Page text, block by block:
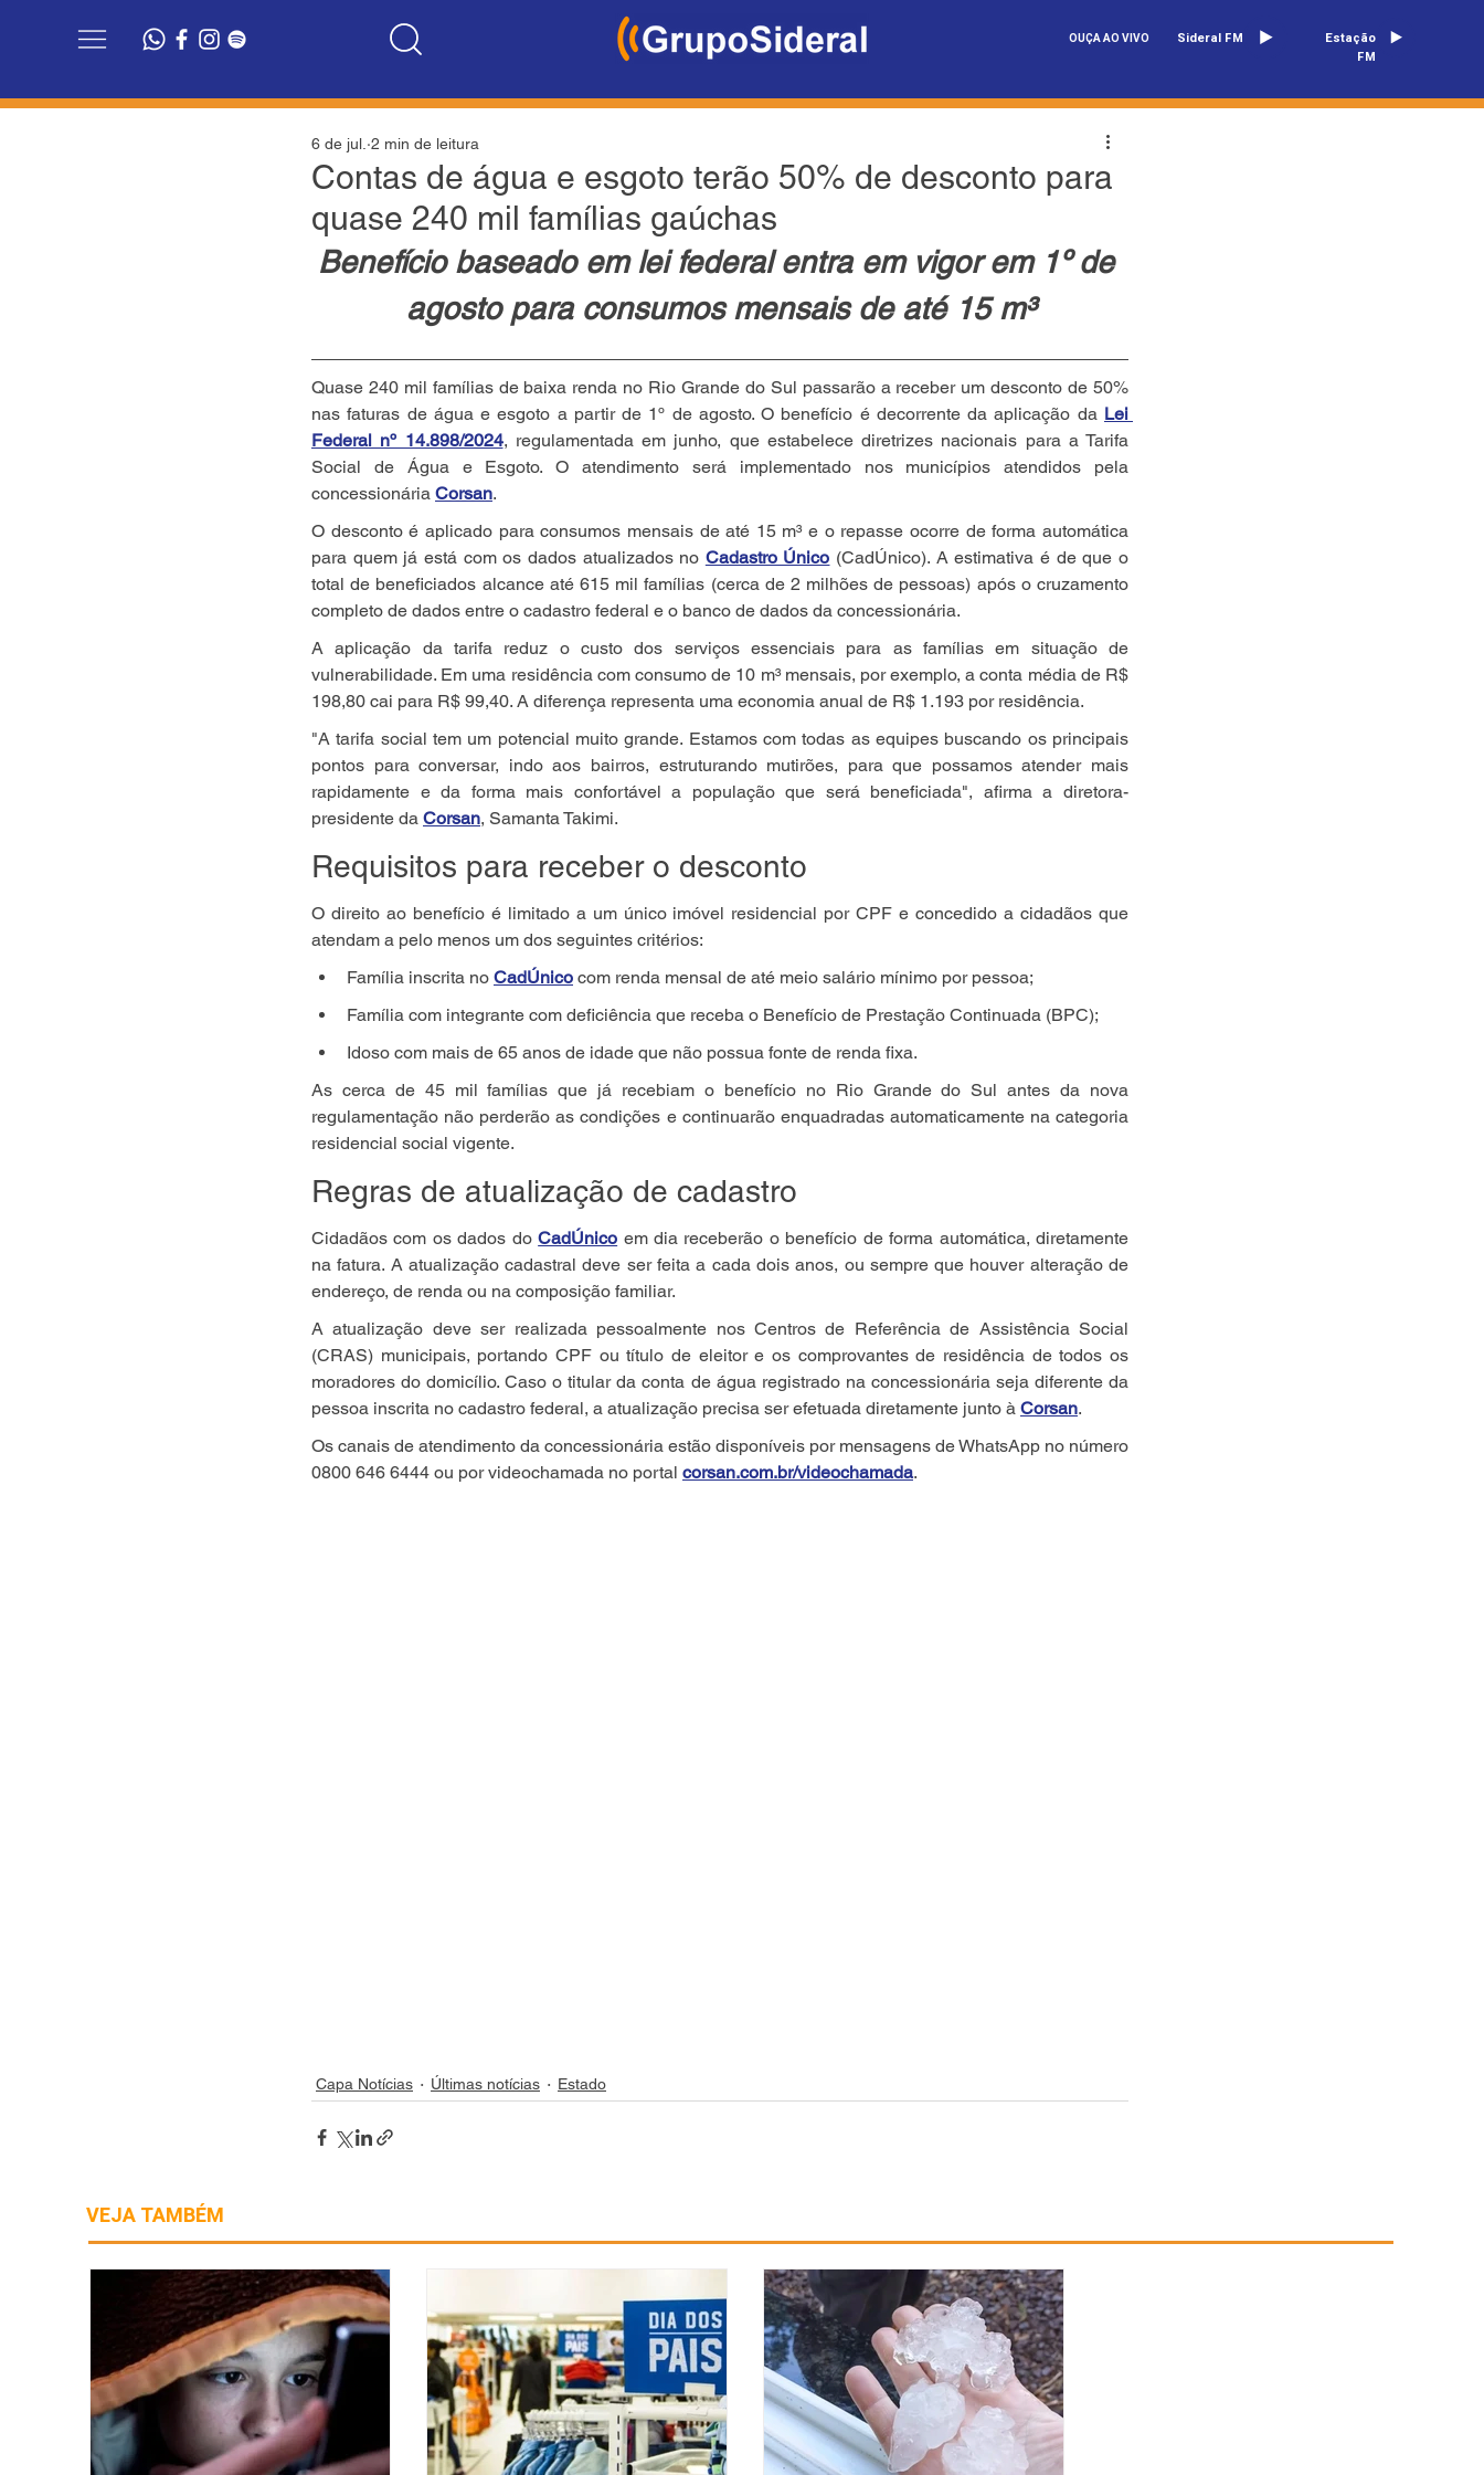
OUÇA AO VIVO Sideral FM
Estação
FM
Contas de água e esgoto terão 50% de desconto para
quase 240 mil famílias gaúchas
6 de jul. 2 min de leitura
Benefício baseado em lei federal entra em vigor em 1º de
agosto para consumos mensais de até 15 m³
Quase 240 mil famílias de baixa renda no Rio Grande do Sul passarão a receber um desconto de 50%
nas faturas de água e esgoto a partir de 1º de agosto. O benefício é decorrente da aplicação da Lei
Federal nº 14.898/2024, regulamentada em junho, que estabelece diretrizes nacionais para a Tarifa
Social de Água e Esgoto. O atendimento será implementado nos municípios atendidos pela
concessionária Corsan.
O desconto é aplicado para consumos mensais de até 15 m³ e o repasse ocorre de forma automática
para quem já está com os dados atualizados no Cadastro Único (CadÚnico). A estimativa é de que o
total de beneficiados alcance até 615 mil famílias (cerca de 2 milhões de pessoas) após o cruzamento
completo de dados entre o cadastro federal e o banco de dados da concessionária.
A aplicação da tarifa reduz o custo dos serviços essenciais para as famílias em situação de
vulnerabilidade. Em uma residência com consumo de 10 m³ mensais, por exemplo, a conta média de R$
198,80 cai para R$ 99,40. A diferença representa uma economia anual de R$ 1.193 por residência.
"A tarifa social tem um potencial muito grande. Estamos com todas as equipes buscando os principais
pontos para conversar, indo aos bairros, estruturando mutirões, para que possamos atender mais
rapidamente e da forma mais confortável a população que será beneficiada", afirma a diretora-
presidente da Corsan, Samanta Takimi.
Requisitos para receber o desconto
O direito ao benefício é limitado a um único imóvel residencial por CPF e concedido a cidadãos que
atendam a pelo menos um dos seguintes critérios:
Família inscrita no CadÚnico com renda mensal de até meio salário mínimo por pessoa;
Família com integrante com deficiência que receba o Benefício de Prestação Continuada (BPC);
Idoso com mais de 65 anos de idade que não possua fonte de renda fixa.
As cerca de 45 mil famílias que já recebiam o benefício no Rio Grande do Sul antes da nova
regulamentação não perderão as condições e continuarão enquadradas automaticamente na categoria
residencial social vigente.
Regras de atualização de cadastro
Cidadãos com os dados do CadÚnico em dia receberão o benefício de forma automática, diretamente
na fatura. A atualização cadastral deve ser feita a cada dois anos, ou sempre que houver alteração de
endereço, de renda ou na composição familiar.
A atualização deve ser realizada pessoalmente nos Centros de Referência de Assistência Social
(CRAS) municipais, portando CPF ou título de eleitor e os comprovantes de residência de todos os
moradores do domicílio. Caso o titular da conta de água registrado na concessionária seja diferente da
pessoa inscrita no cadastro federal, a atualização precisa ser efetuada diretamente junto à Corsan.
Os canais de atendimento da concessionária estão disponíveis por mensagens de WhatsApp no número
0800 646 6444 ou por videochamada no portal corsan.com.br/videochamada.
Capa Notícias Últimas notícias Estado
VEJA TAMBÉM